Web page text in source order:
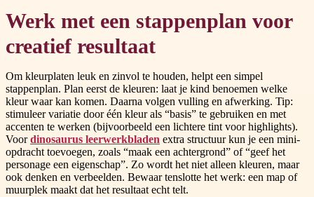
Werk met een stappenplan voor
creatief resultaat
Om kleurplaten leuk en zinvol te houden, helpt een simpel
stappenplan. Plan eerst de kleuren: laat je kind benoemen welke
kleur waar kan komen. Daarna volgen vulling en afwerking. Tip:
stimuleer variatie door één kleur als “basis” te gebruiken en met
accenten te werken (bijvoorbeeld een lichtere tint voor highlights).
Voordinosaurus leerwerkbladen extra structuur kun je een mini-
opdracht toevoegen, zoals “maak een achtergrond” of “geef het
personage een eigenschap”. Zo wordt het niet alleen kleuren, maar
ook denken en verbeelden. Bewaar tenslotte het werk: een map of
muurplek maakt dat het resultaat echt telt.